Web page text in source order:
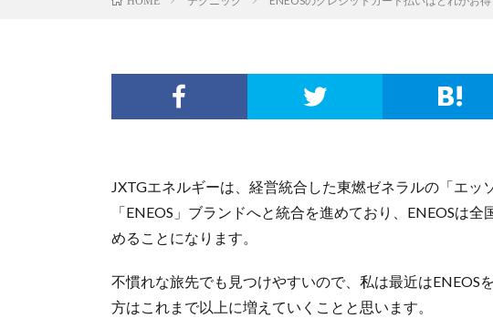
JXTGエネルギーは、経営統合した東燃ゼネラルの「エ
「ENEOS」ブランドへと統合を進めており、ENEOSは
めることになります。
不慣れな旅先でも見つけやすいので、私は最近はENEOS
方はこれまで以上に増えていくことと思います。